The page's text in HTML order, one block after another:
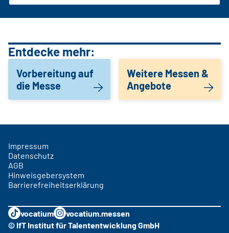
Entdecke mehr:
Vorbereitung auf
die Messe
Weitere Messen &
Angebote
Impressum
Datenschutz
AGB
Hinweisgebersystem
Barrierefreiheitserklärung
vocatium
vocatium.messen
© IfT Institut für Talententwicklung GmbH